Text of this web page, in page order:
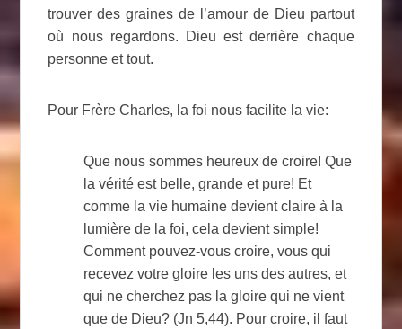
trouver des graines de l’amour de Dieu partout
où nous regardons. Dieu est derrière chaque
personne et tout.
Pour Frère Charles, la foi nous facilite la vie:
Que nous sommes heureux de croire! Que
la vérité est belle, grande et pure! Et
comme la vie humaine devient claire à la
lumière de la foi, cela devient simple!
Comment pouvez-vous croire, vous qui
recevez votre gloire les uns des autres, et
qui ne cherchez pas la gloire qui ne vient
que de Dieu? (Jn 5,44). Pour croire, il faut